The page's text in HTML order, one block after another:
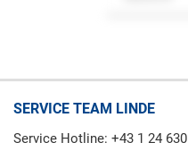
SERVICE TEAM LINDE
Service Hotline: +43 1 24 630